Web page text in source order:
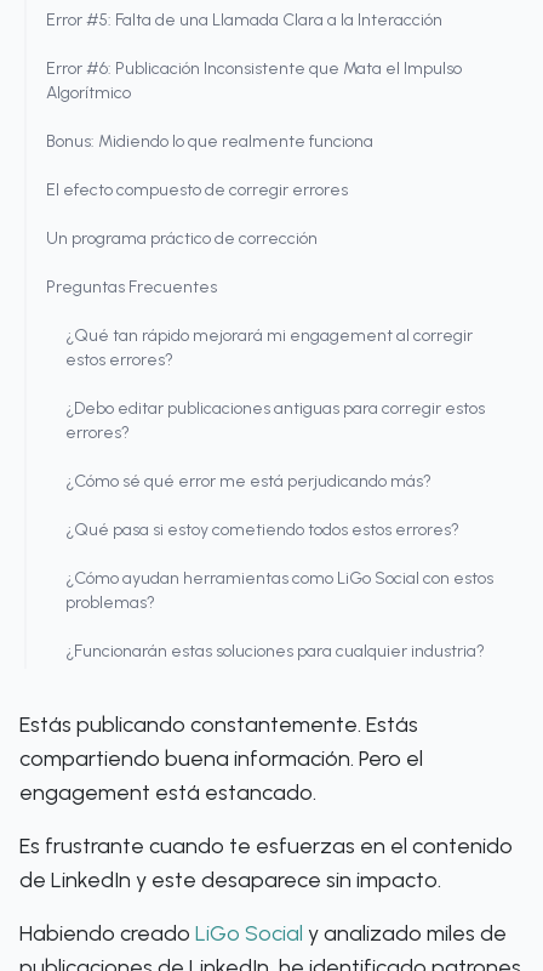
Error #5: Falta de una Llamada Clara a la Interacción
Error #6: Publicación Inconsistente que Mata el Impulso
Algorítmico
Bonus: Midiendo lo que realmente funciona
El efecto compuesto de corregir errores
Un programa práctico de corrección
Preguntas Frecuentes
¿Qué tan rápido mejorará mi engagement al corregir
estos errores?
¿Debo editar publicaciones antiguas para corregir estos
errores?
¿Cómo sé qué error me está perjudicando más?
¿Qué pasa si estoy cometiendo todos estos errores?
¿Cómo ayudan herramientas como LiGo Social con estos
problemas?
¿Funcionarán estas soluciones para cualquier industria?
Estás publicando constantemente. Estás
compartiendo buena información. Pero el
engagement está estancado.
Es frustrante cuando te esfuerzas en el contenido
de LinkedIn y este desaparece sin impacto.
Habiendo creado LiGo Social y analizado miles de